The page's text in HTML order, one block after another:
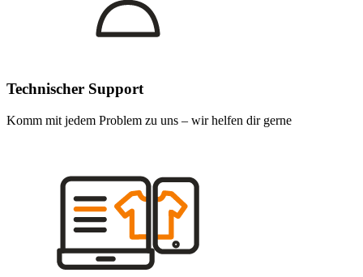
Technischer Support
Komm mit jedem Problem zu uns – wir helfen dir gerne